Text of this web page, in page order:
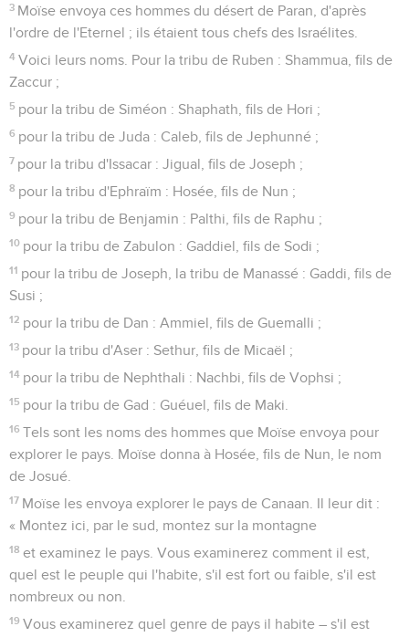
3 Moïse envoya ces hommes du désert de Paran, d'après
l'ordre de l'Eternel ; ils étaient tous chefs des Israélites.
4 Voici leurs noms. Pour la tribu de Ruben : Shammua, fils de
Zaccur ;
5 pour la tribu de Siméon : Shaphath, fils de Hori ;
6 pour la tribu de Juda : Caleb, fils de Jephunné ;
7 pour la tribu d'Issacar : Jigual, fils de Joseph ;
8 pour la tribu d'Ephraïm : Hosée, fils de Nun ;
9 pour la tribu de Benjamin : Palthi, fils de Raphu ;
10 pour la tribu de Zabulon : Gaddiel, fils de Sodi ;
11 pour la tribu de Joseph, la tribu de Manassé : Gaddi, fils de
Susi ;
12 pour la tribu de Dan : Ammiel, fils de Guemalli ;
13 pour la tribu d'Aser : Sethur, fils de Micaël ;
14 pour la tribu de Nephthali : Nachbi, fils de Vophsi ;
15 pour la tribu de Gad : Guéuel, fils de Maki.
16 Tels sont les noms des hommes que Moïse envoya pour
explorer le pays. Moïse donna à Hosée, fils de Nun, le nom
de Josué.
17 Moïse les envoya explorer le pays de Canaan. Il leur dit :
« Montez ici, par le sud, montez sur la montagne
18 et examinez le pays. Vous examinerez comment il est,
quel est le peuple qui l'habite, s'il est fort ou faible, s'il est
nombreux ou non.
19 Vous examinerez quel genre de pays il habite – s'il est